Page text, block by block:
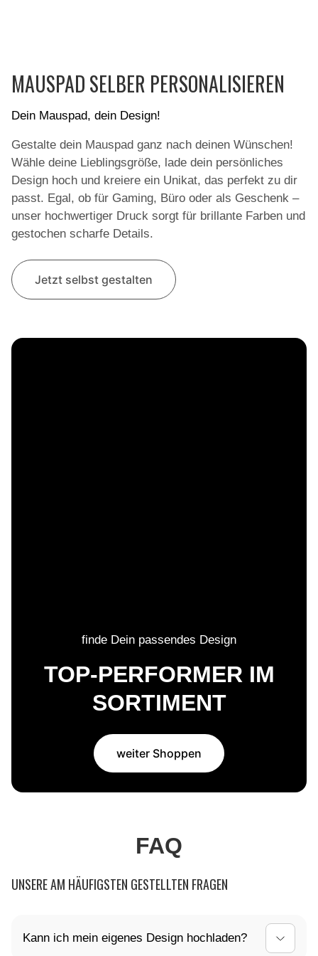
MAUSPAD SELBER PERSONALISIEREN
Dein Mauspad, dein Design!
Gestalte dein Mauspad ganz nach deinen Wünschen!
Wähle deine Lieblingsgröße, lade dein persönliches
Design hoch und kreiere ein Unikat, das perfekt zu dir
passt. Egal, ob für Gaming, Büro oder als Geschenk –
unser hochwertiger Druck sorgt für brillante Farben und
gestochen scharfe Details.
Jetzt selbst gestalten
finde Dein passendes Design
TOP-PERFORMER IM
SORTIMENT
weiter Shoppen
FAQ
UNSERE AM HÄUFIGSTEN GESTELLTEN FRAGEN
Kann ich mein eigenes Design hochladen?